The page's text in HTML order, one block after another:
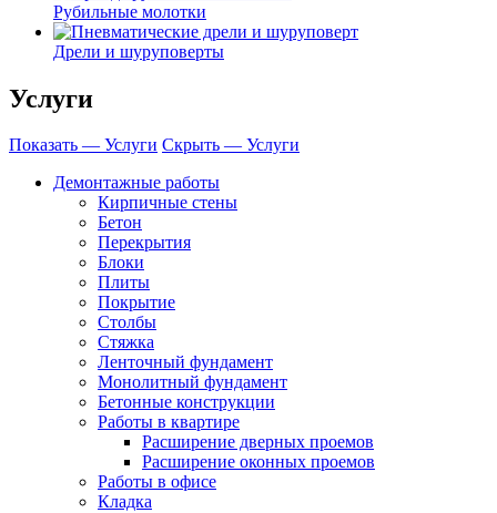
Рубильные молотки
Дрели и шуруповерты
Услуги
Показать — Услуги Скрыть — Услуги
Демонтажные работы
Кирпичные стены
Бетон
Перекрытия
Блоки
Плиты
Покрытие
Столбы
Стяжка
Ленточный фундамент
Монолитный фундамент
Бетонные конструкции
Работы в квартире
Расширение дверных проемов
Расширение оконных проемов
Работы в офисе
Кладка